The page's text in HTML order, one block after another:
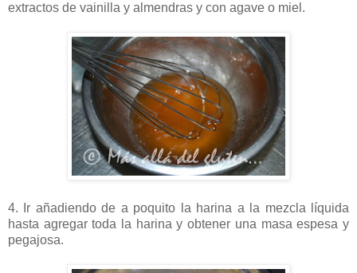
extractos de vainilla y almendras y con agave o miel.
4. Ir añadiendo de a poquito la harina a la mezcla líquida
hasta agregar toda la harina y obtener una masa espesa y
pegajosa.